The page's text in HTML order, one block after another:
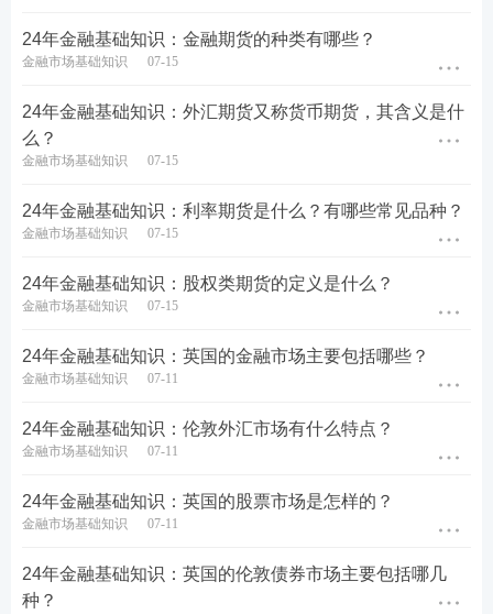
专项突破班
（学习时长：
3h/科）
计算题专项讲
解，提升计算
3 冲刺阶段
模考金题班
4h/科）
训练
进入冲刺阶
（学习时长：
3h/科）
漏补缺，练
出“题感”
24年金融基础知识：金融期货的种类有哪些？
金融市场基础知识 07-15
24年金融基础知识：外汇期货又称货币期货，其含义是什
么？
金融市场基础知识 07-15
24年金融基础知识：利率期货是什么？有哪些常见品种？
金融市场基础知识 07-15
24年金融基础知识：股权类期货的定义是什么？
金融市场基础知识 07-15
24年金融基础知识：英国的金融市场主要包括哪些？
金融市场基础知识 07-11
24年金融基础知识：伦敦外汇市场有什么特点？
金融市场基础知识 07-11
24年金融基础知识：英国的股票市场是怎样的？
金融市场基础知识 07-11
24年金融基础知识：英国的伦敦债券市场主要包括哪几
种？